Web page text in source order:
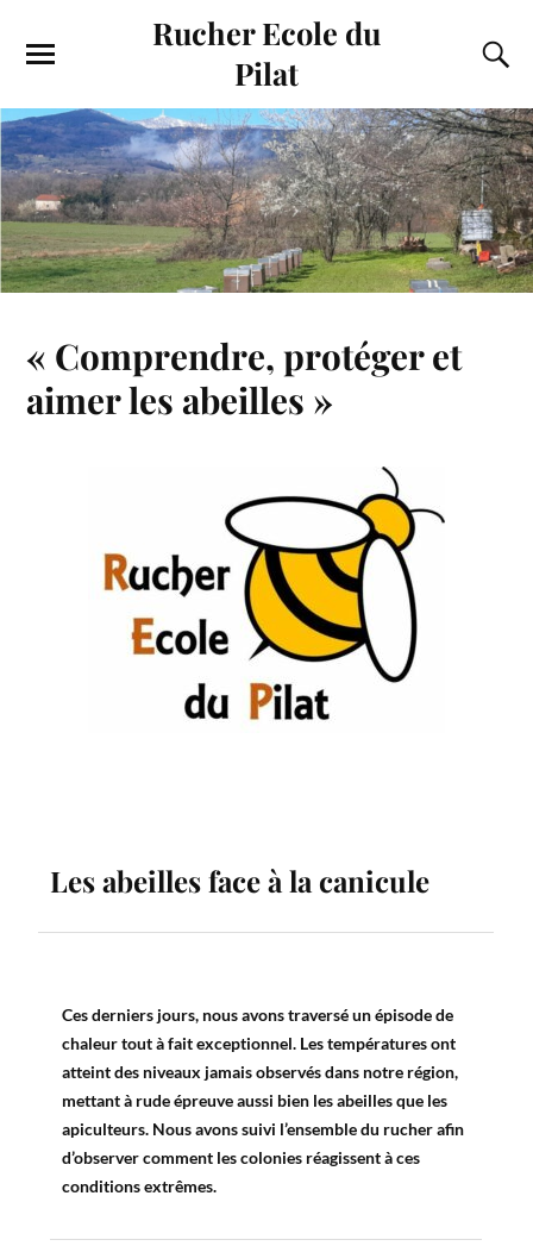
Rucher Ecole du
Pilat
« Comprendre, protéger et
aimer les abeilles »
Les abeilles face à la canicule
Ces derniers jours, nous avons traversé un épisode de
chaleur tout à fait exceptionnel. Les températures ont
atteint des niveaux jamais observés dans notre région,
mettant à rude épreuve aussi bien les abeilles que les
apiculteurs. Nous avons suivi l’ensemble du rucher afin
d’observer comment les colonies réagissent à ces
conditions extrêmes.